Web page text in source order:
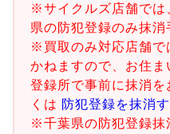
※サイクルズ店舗では
県の防犯登録のみ抹消
※買取のみ対応店舗で
かねますので、お住
登録所で事前に抹消
くは 防犯登録を抹消
※千葉県の防犯登録抹